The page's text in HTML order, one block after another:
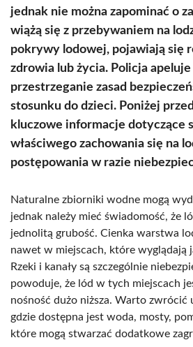
jednak nie można zapominać o
wiążą się z przebywaniem na
pokrywy lodowej, pojawiają się
zdrowia lub życia. Policja
przestrzeganie zasad
stosunku do dzieci. Poniżej
kluczowe informacje dotyczące
właściwego zachowania się na
postępowania w razie
Naturalne zbiorniki wodne mogą
jednak należy mieć świadomość, że
jednolitą grubość. Cienka warstwa
nawet w miejscach, które wyglądają
Rzeki i kanały są szczególnie
powoduje, że lód w tych miejscach
nośność dużo niższa. Warto zwrócić
gdzie dostępna jest woda, mosty,
które mogą stwarzać dodatkowe